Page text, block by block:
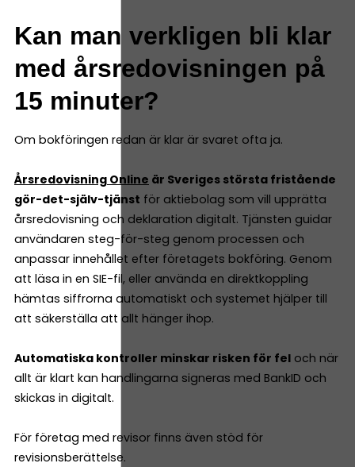
Kan man verkligen bli klar
med årsredovisningen på
15 minuter?
Om bokföringen redan är klar är svaret ofta ja.
Årsredovisning Online är Sveriges största fristående
gör-det-själv-tjänst för aktiebolag som vill upprätta
årsredovisning och deklaration digitalt. Tjänsten guidar
användaren steg-för-steg genom processen och
anpassar innehållet efter företagets bokföring. Genom
att läsa in en SIE-fil, eller använda en direktkoppling
hämtas siffrorna automatiskt och systemet hjälper till
att säkerställa att allt hänger ihop.
Automatiska kontroller minskar risken för fel och när
allt är klart kan handlingarna signeras med BankID och
skickas in digitalt.
För företag med revisor finns även stöd för
revisionsberättelse.